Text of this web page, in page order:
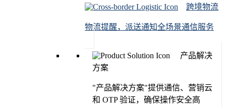
跨境物流
物流提醒，派送通知全场景通信服务
产品解决
方案
"产品解决方案"提供通信、营销云
和 OTP 验证，确保操作安全高